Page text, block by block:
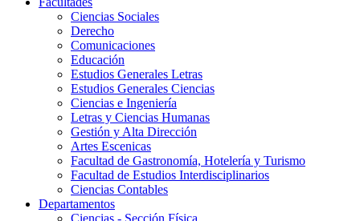
Ciencias Sociales
Derecho
Comunicaciones
Educación
Estudios Generales Letras
Estudios Generales Ciencias
Ciencias e Ingeniería
Letras y Ciencias Humanas
Gestión y Alta Dirección
Artes Escenicas
Facultad de Gastronomía, Hotelería y Turismo
Facultad de Estudios Interdisciplinarios
Ciencias Contables
Departamentos
Ciencias - Sección Física